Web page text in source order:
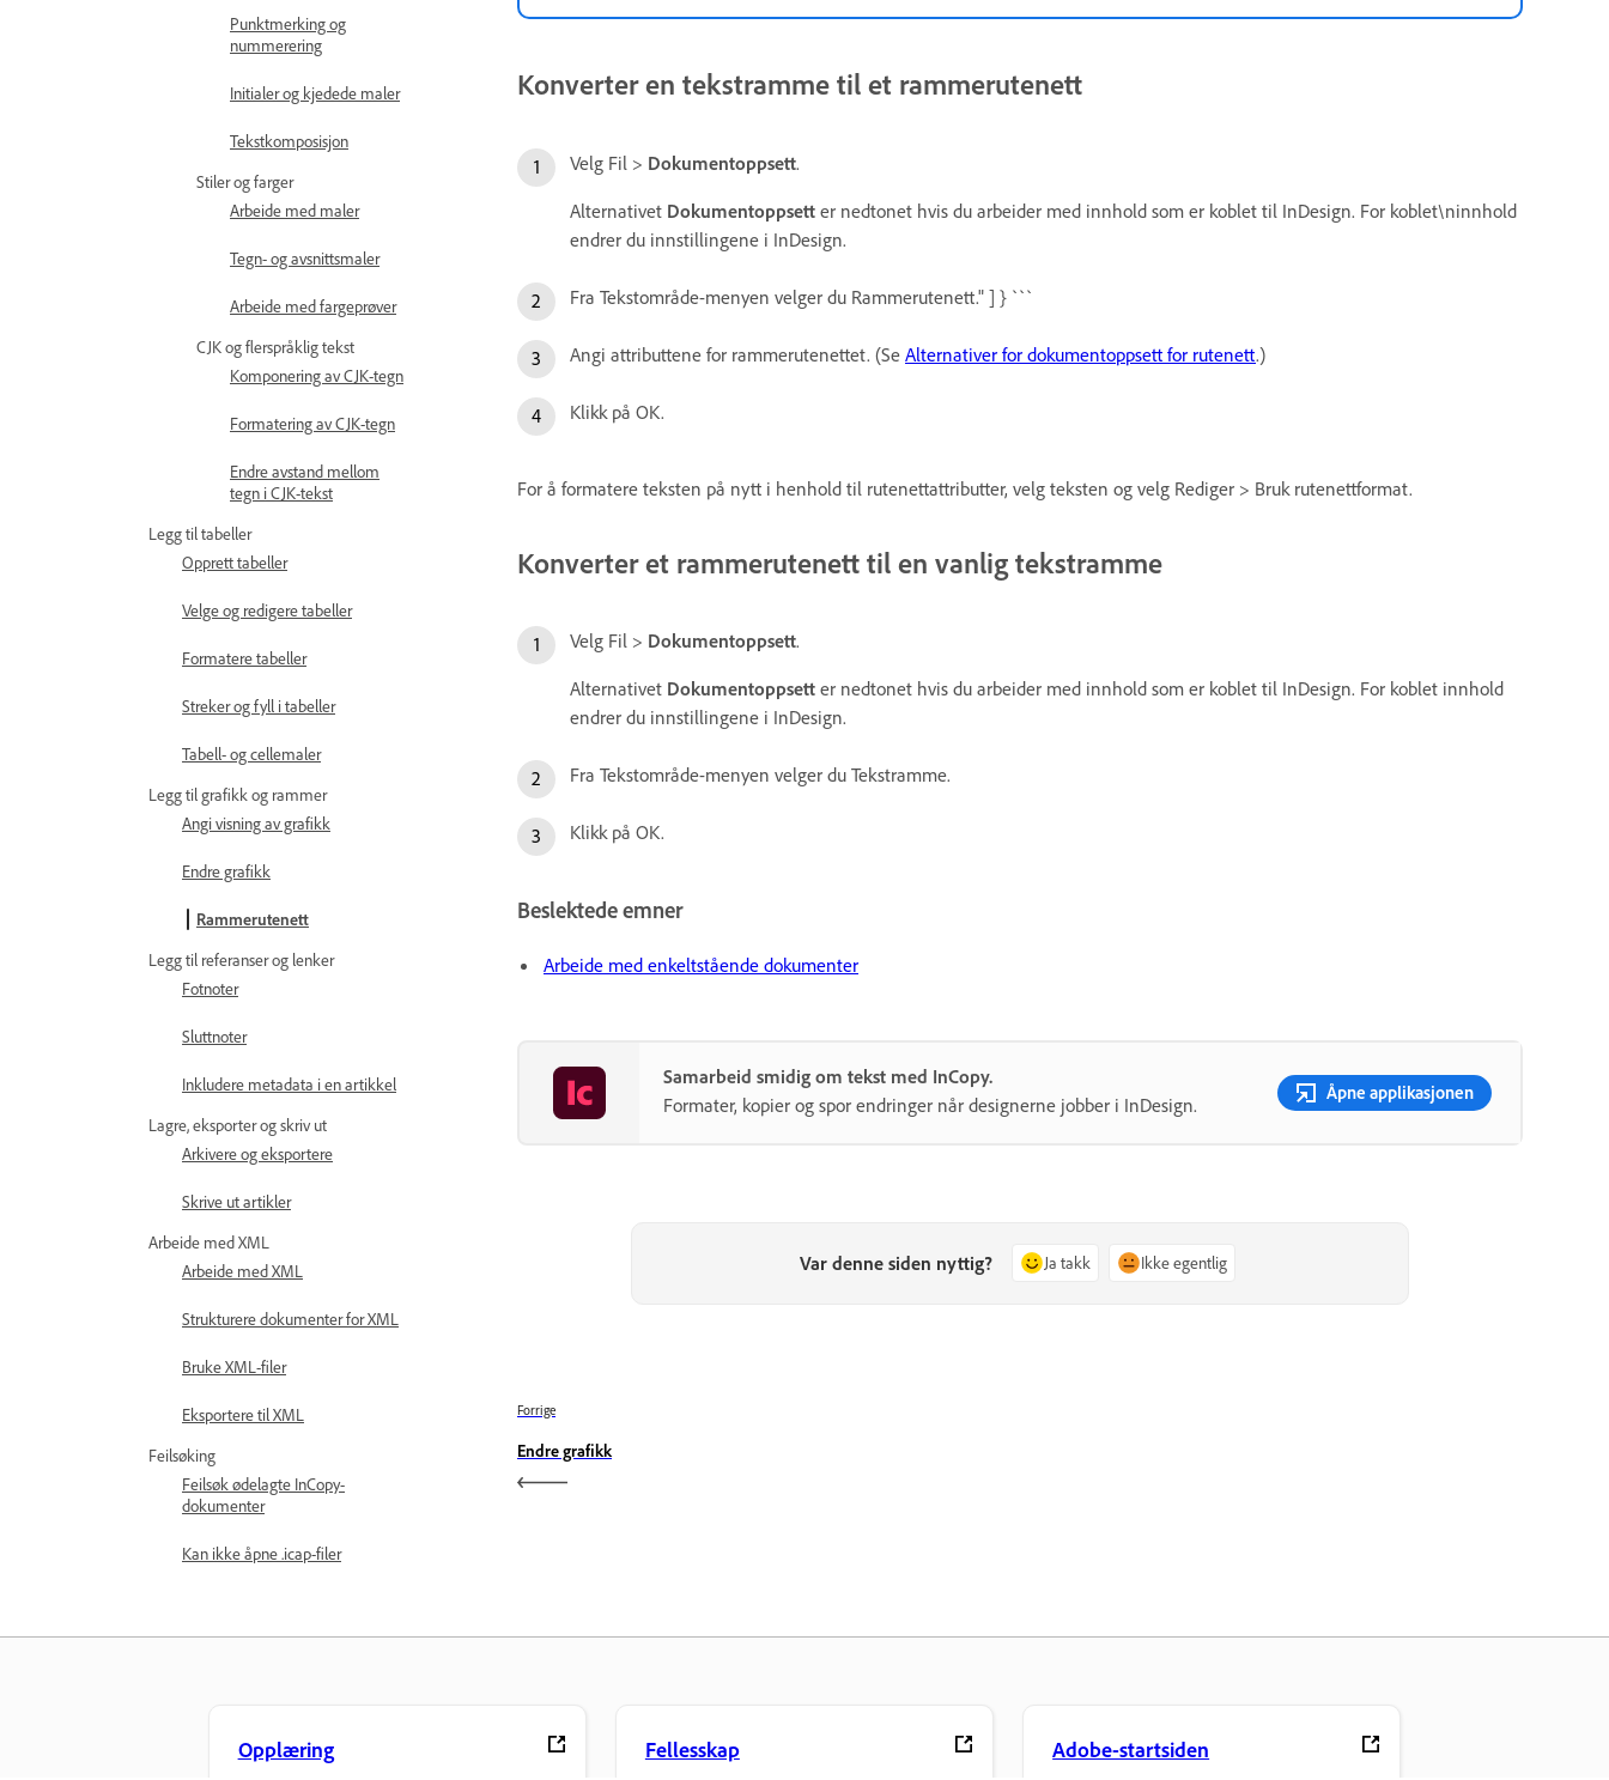
Punktmerking og
nummerering
Initialer og kjedede maler
Tekstkomposisjon
Stiler og farger
Arbeide med maler
Tegn- og avsnittsmaler
Arbeide med fargeprøver
CJK og flerspråklig tekst
Komponering av CJK-tegn
Formatering av CJK-tegn
Endre avstand mellom
tegn i CJK-tekst
Legg til tabeller
Opprett tabeller
Velge og redigere tabeller
Formatere tabeller
Streker og fyll i tabeller
Tabell- og cellemaler
Legg til grafikk og rammer
Angi visning av grafikk
Endre grafikk
Rammerutenett
Legg til referanser og lenker
Fotnoter
Sluttnoter
Inkludere metadata i en artikkel
Lagre, eksporter og skriv ut
Arkivere og eksportere
Skrive ut artikler
Arbeide med XML
Arbeide med XML
Strukturere dokumenter for XML
Bruke XML-filer
Eksportere til XML
Feilsøking
Feilsøk ødelagte InCopy-
dokumenter
Kan ikke åpne .icap-filer
Konverter en tekstramme til et rammerutenett
Velg Fil > Dokumentoppsett.
Alternativet Dokumentoppsett er nedtonet hvis du arbeider med innhold som er koblet til InDesign. For koblet\ninnhold
endrer du innstillingene i InDesign.
Fra Tekstområde-menyen velger du Rammerutenett." ] } ```
Angi attributtene for rammerutenettet. (Se Alternativer for dokumentoppsett for rutenett.)
Klikk på OK.
For å formatere teksten på nytt i henhold til rutenettattributter, velg teksten og velg Rediger > Bruk rutenettformat.
Konverter et rammerutenett til en vanlig tekstramme
Velg Fil > Dokumentoppsett.
Alternativet Dokumentoppsett er nedtonet hvis du arbeider med innhold som er koblet til InDesign. For koblet innhold
endrer du innstillingene i InDesign.
Fra Tekstområde-menyen velger du Tekstramme.
Klikk på OK.
Beslektede emner
Arbeide med enkeltstående dokumenter
Samarbeid smidig om tekst med InCopy.
Formater, kopier og spor endringer når designerne jobber i InDesign.
Åpne applikasjonen
Var denne siden nyttig? Ja takk Ikke egentlig
Forrige
Endre grafikk
Opplæring Fellesskap Adobe-startsiden